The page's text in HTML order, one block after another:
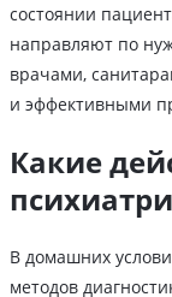
состоянии
направляют по
врачами,
и эффективными
Какие
В домашних
методов